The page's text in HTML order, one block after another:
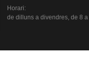
Horari:
de dillunsa divendres, de 8